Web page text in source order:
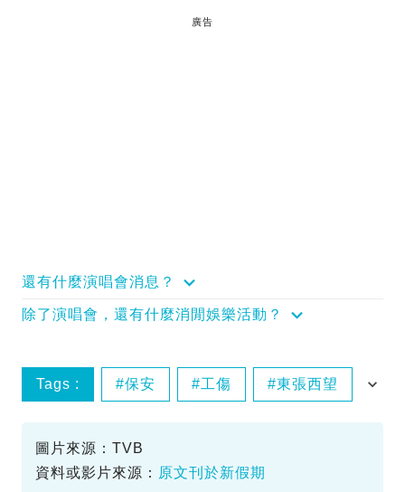
廣告
還有什麼演唱會消息？
除了演唱會，還有什麼消閒娛樂活動？
Tags : 保安 工傷 東張西望
圖片來源：TVB
資料或影片來源： 原文刊於新假期